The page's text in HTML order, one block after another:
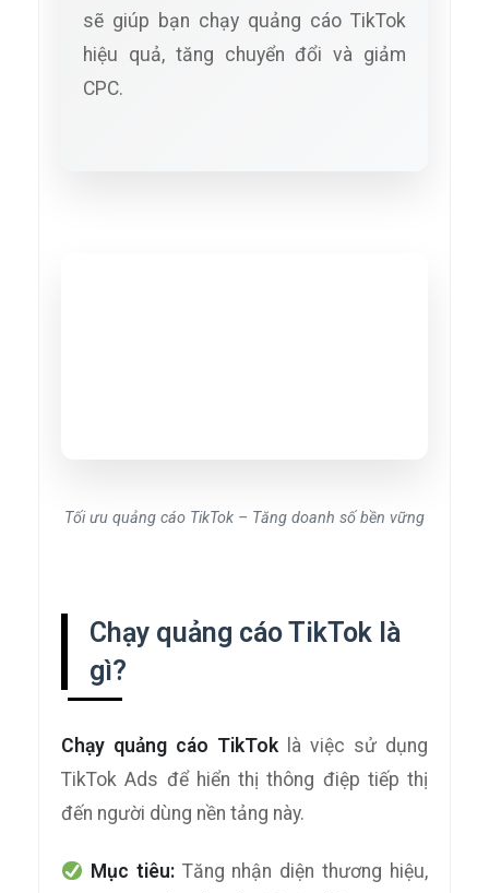
sẽ giúp bạn chạy quảng cáo TikTok
hiệu quả, tăng chuyển đổi và giảm
CPC.
Tối ưu quảng cáo TikTok – Tăng doanh số bền vững
Chạy quảng cáo TikTok là
gì?
Chạy quảng cáo TikToklà việc sử dụng
TikTok Ads để hiển thị thông điệp tiếp thị
đến người dùng nền tảng này.
Mục tiêu:Tăng nhận diện thương hiệu,